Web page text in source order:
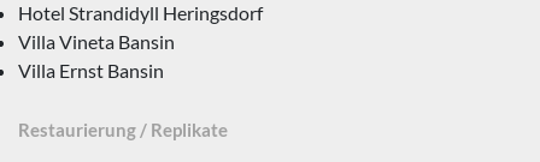
Hotel Strandidyll Heringsdorf
Villa Vineta Bansin
Villa Ernst Bansin
Restaurierung / Replikate